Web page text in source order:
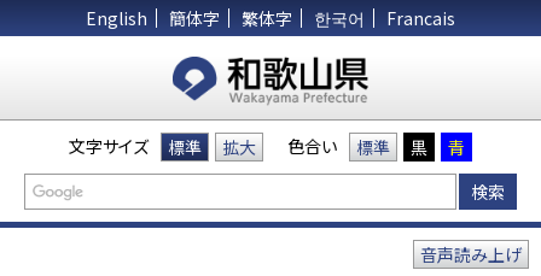
English 簡体字 繁体字 한국어 Francais
文字サイズ 標準 拡大 色合い 標準 黒 青
音声読み上げ